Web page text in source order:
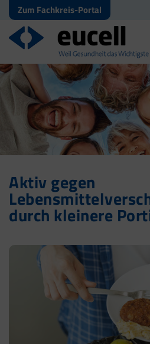
Zum Fachkreis-Portal
Aktiv gegen
durch kleinere